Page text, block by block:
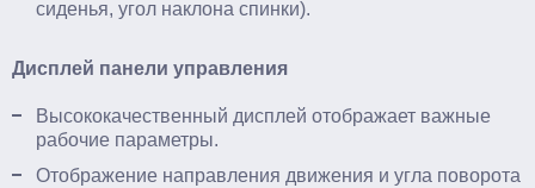
сиденья, угол наклона спинки).
Дисплей панели управления
Высококачественный дисплей отображает важные
рабочие параметры.
Отображение направления движения и угла поворота